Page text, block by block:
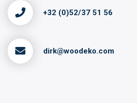
+32 (0)52/37 51 56
dirk@woodeko.com